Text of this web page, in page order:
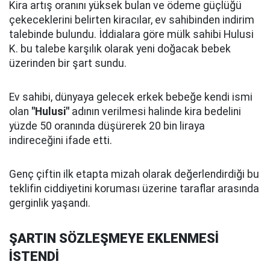
Kira artış oranını yüksek bulan ve ödeme güçlüğü
çekeceklerini belirten kiracılar, ev sahibinden indirim
talebinde bulundu. İddialara göre mülk sahibi Hulusi
K. bu talebe karşılık olarak yeni doğacak bebek
üzerinden bir şart sundu.
Ev sahibi, dünyaya gelecek erkek bebeğe kendi ismi
olan "Hulusi" adının verilmesi halinde kira bedelini
yüzde 50 oranında düşürerek 20 bin liraya
indireceğini ifade etti.
Genç çiftin ilk etapta mizah olarak değerlendirdiği bu
teklifin ciddiyetini koruması üzerine taraflar arasında
gerginlik yaşandı.
ŞARTIN SÖZLEŞMEYE EKLENMESİ
İSTENDİ